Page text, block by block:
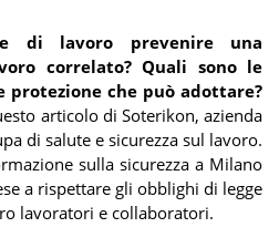
di lavoro prevenire una
correlato? Quali sono le
protezione che può adottare?
articolo di Soterikon, azienda
di salute e sicurezza sul lavoro.
sulla sicurezza a Milano
a rispettare gli obblighi di legge
lavoratori e collaboratori.